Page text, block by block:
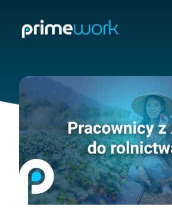
KRAJE
ZOBACZ